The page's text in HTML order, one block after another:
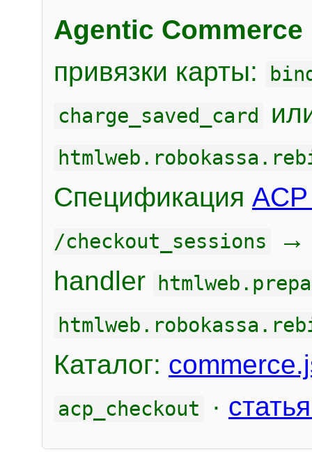
Agentic Commerce
привязки карты:
charge_saved_card
Спецификация
/checkout_sessions
handler
Каталог:
acp_checkout ·